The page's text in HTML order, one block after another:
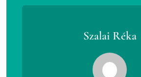
Szalai Réka